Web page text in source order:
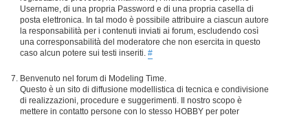
Username, di una propria Password e di una propria casella di
posta elettronica. In tal modo è possibile attribuire a ciascun autore
la responsabilità per i contenuti inviati ai forum, escludendo così
una corresponsabilità del moderatore che non esercita in questo
caso alcun potere sui testi inseriti. #
Benvenuto nel forum di Modeling Time.
Questo è un sito di diffusione modellistica di tecnica e condivisione
di realizzazioni, procedure e suggerimenti. Il nostro scopo è
mettere in contatto persone con lo stesso HOBBY per poter